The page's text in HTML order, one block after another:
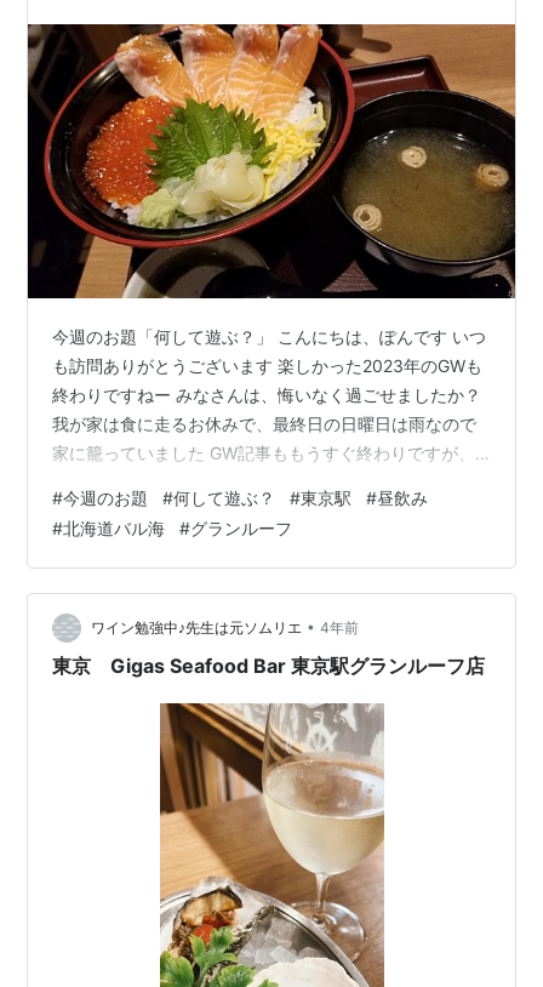
り】＠東京駅グランルーフ
今週のお題「何して遊ぶ？」 こんにちは、ぽんです いつ
も訪問ありがとうございます 楽しかった2023年のGWも
終わりですねー みなさんは、悔いなく過ごせましたか？
我が家は食に走るお休みで、最終日の日曜日は雨なので
家に籠っていました GW記事ももうすぐ終わりですが、
た東京駅地下にある『北海道バル 海』さんのレポートで
す 新幹線のお見送りの前に、みんなでごはんを食べまし
た 予約できるお店が少なかった中、このお店は予約でき
たので良かったです 海鮮が多い外食でしたが、海鮮はい
くら食べてもいいものですね～ バルということで、お酒
に合うメニューもたくさ…
#今週のお題 #何して遊ぶ？ #東京駅 #昼飲み
#北海道バル海 #グランルーフ
ワイン勉強中♪先生は元ソムリエ • 4年前
東京 Gigas Seafood Bar 東京駅グランルーフ店